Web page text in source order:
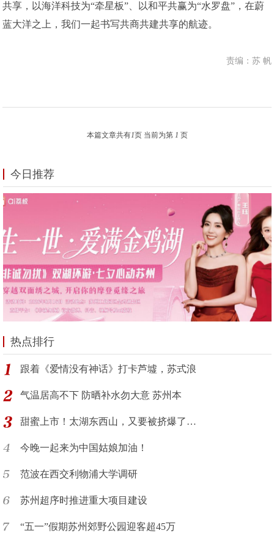
共享，以海洋科技为“牵星板”、以和平共赢为“水罗盘”，在蔚
蓝大洋之上，我们一起书写共商共建共享的航迹。
责编：苏 帆
本篇文章共有1页 当前为第 1 页
今日推荐
热点排行
跟着《爱情没有神话》打卡芦墟，苏式浪
气温居高不下 防晒补水勿大意 苏州本
甜蜜上市！太湖东西山，又要被挤爆了…
今晚一起来为中国姑娘加油！
范波在西交利物浦大学调研
苏州超序时推进重大项目建设
“五一”假期苏州郊野公园迎客超45万